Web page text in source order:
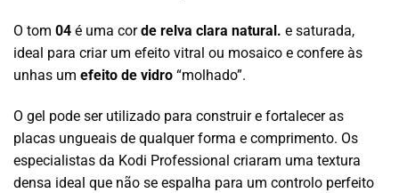
O tom 04 é uma corde relva clara natural. e saturada,
ideal para criar um efeito vitral ou mosaico e confere às
unhas um efeito de vidro “molhado”.
O gel pode ser utilizado para construir e fortalecer as
placas ungueais de qualquer forma e comprimento. Os
especialistas da Kodi Professional criaram uma textura
densa ideal que não se espalha para um controlo perfeito